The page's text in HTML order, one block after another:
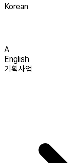
Korean
A
English
기획사업